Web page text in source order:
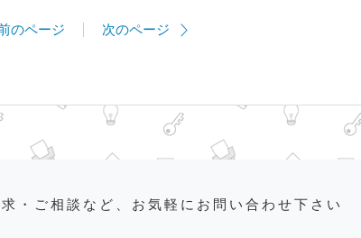
のページ 次のページ
・ご相談など、お気軽にお問い合わせ下さい